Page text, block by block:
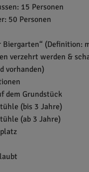
15 Personen
50 Personen
Biergarten“ (Definition:
verzehrt werden &
vorhanden)
dem Grundstück
(bis 3 Jahre)
(ab 3 Jahre)